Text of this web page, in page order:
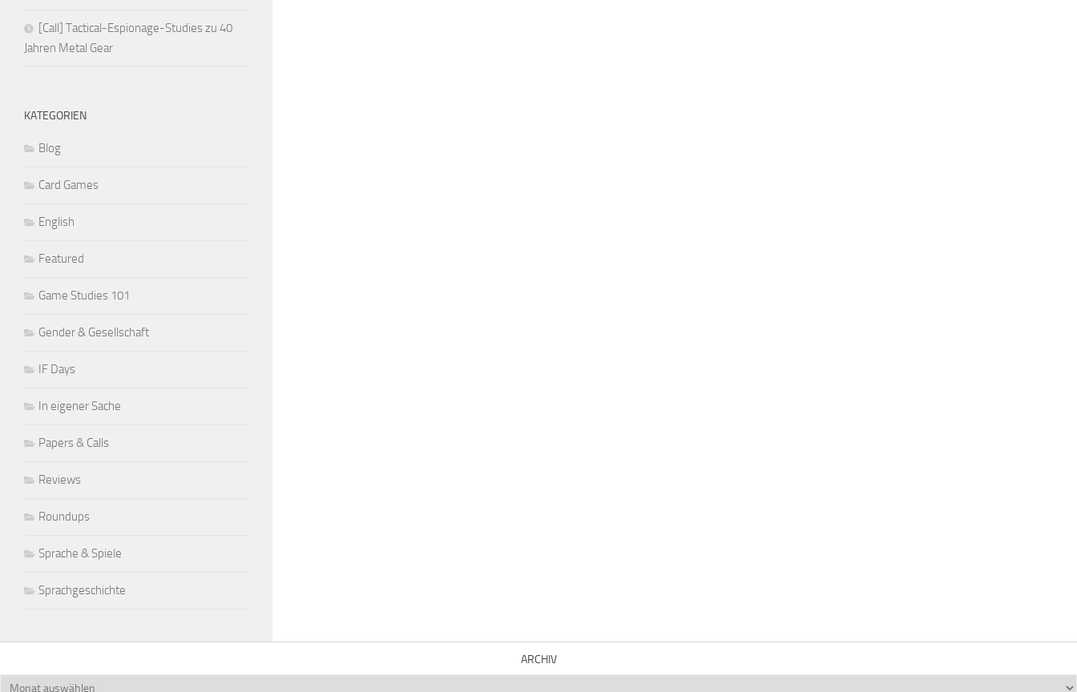
[Call] Tactical-Espionage-Studies zu 40
Jahren Metal Gear
KATEGORIEN
Blog
Card Games
English
Featured
Game Studies 101
Gender & Gesellschaft
IF Days
In eigener Sache
Papers & Calls
Reviews
Roundups
Sprache & Spiele
Sprachgeschichte
ARCHIV
Archiv